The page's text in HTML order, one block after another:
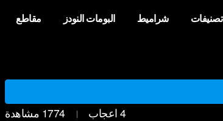
مقاطع البومات النودز شراميط تصنيفات
1774 مشاهدة | 4 اعجاب